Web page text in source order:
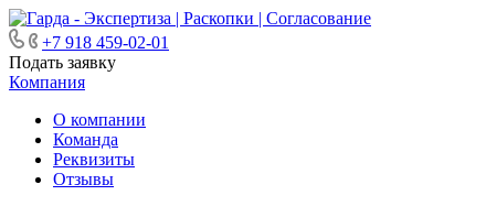
+7 918 459-02-01
Подать заявку
Компания
О компании
Команда
Реквизиты
Отзывы